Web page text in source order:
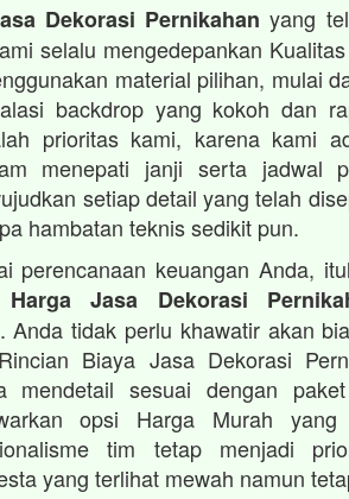
Dekorasi Pernikahan yang
selalu mengedepankan
material pilihan, mulai
backdrop yang kokoh dan
prioritas kami, karena kami
menepati janji serta jadwal
setiap detail yang telah
hambatan teknis sedikit pun.
perencanaan keuangan Anda,
Harga Jasa Dekorasi
Anda tidak perlu khawatir akan
Biaya Jasa Dekorasi
mendetail sesuai dengan
opsi Harga Murah yang
tim tetap menjadi
yang terlihat mewah namun